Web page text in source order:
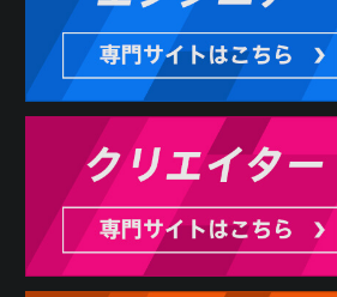
ような情報を提供するかを任意に選択
す。ただし、当社が必要と判断する情
合には、本サービスの全部または一部
があります。
第3条 反社会的勢力の排除
1. 利用者は、現在、暴力団、暴力団員
った時から5年を経過しない者、暴力
係企業、総会屋等、社会運動等標ぼう
集団その他これらに準ずる者（総称し
力といいます。）に該当せず、かつ、
しないことを表明し、また、将来にわ